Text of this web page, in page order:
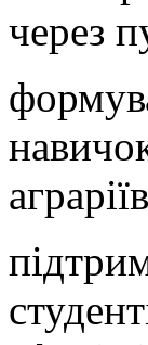
через